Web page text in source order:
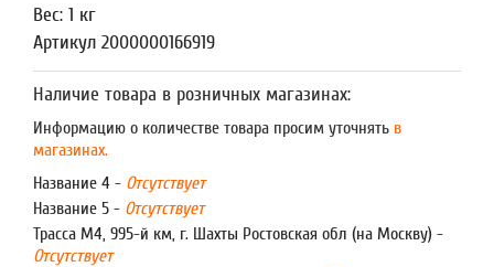
Вес: 1 кг
Артикул 2000000166919
Наличие товара в розничных магазинах:
Информацию о количестве товара просим уточнять в
магазинах.
Название 4 - Отсутствует
Название 5 - Отсутствует
Трасса М4, 995-й км, г. Шахты Ростовская обл (на Москву) -
Отсутствует